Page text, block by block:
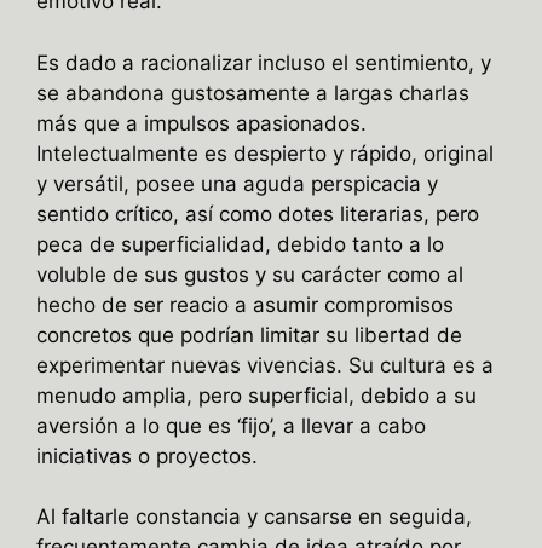
Es dado a racionalizar incluso el sentimiento, y
se abandona gustosamente a largas charlas
más que a impulsos apasionados.
Intelectualmente es despierto y rápido, original
y versátil, posee una aguda perspicacia y
sentido crítico, así como dotes literarias, pero
peca de superficialidad, debido tanto a lo
voluble de sus gustos y su carácter como al
hecho de ser reacio a asumir compromisos
concretos que podrían limitar su libertad de
experimentar nuevas vivencias. Su cultura es a
menudo amplia, pero superficial, debido a su
aversión a lo que es ‘fijo’, a llevar a cabo
iniciativas o proyectos.
Al faltarle constancia y cansarse en seguida,